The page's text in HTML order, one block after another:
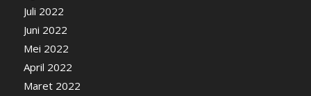
Juli 2022
Juni 2022
Mei 2022
April 2022
Maret 2022